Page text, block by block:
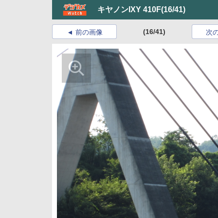
キヤノンIXY 410F(16/41)
前の画像 (16/41) 次